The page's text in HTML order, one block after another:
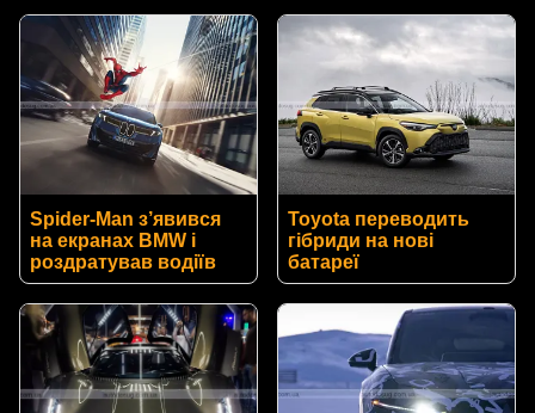
Spider-Man з’явився
на екранах BMW і
роздратував водіїв
Toyota переводить
гібриди на нові
батареї